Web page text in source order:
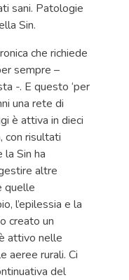
sani. Patologie
Sin.
che richiede
sempre –
-. E questo ‘per
una rete di
è attiva in dieci
con risultati
Sin ha
altre
quelle
l’epilessia e la
creato un
attivo nelle
aeree rurali. Ci
del